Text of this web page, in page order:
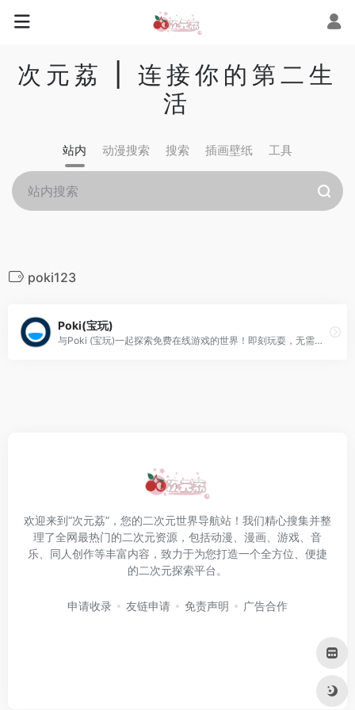
次元荔 | 连接你的第二生
活
站内 动漫搜索 搜索 插画壁纸 工具
poki123
Poki(宝玩)
与Poki (宝玩)一起探索免费在线游戏的世界！即刻玩耍，无需下载，享受与所有设备兼容的游戏。
欢迎来到“次元荔”，您的二次元世界导航站！我们精心搜集并整
理了全网最热门的二次元资源，包括动漫、漫画、游戏、音
乐、同人创作等丰富内容，致力于为您打造一个全方位、便捷
的二次元探索平台。
申请收录 友链申请 免责声明 广告合作